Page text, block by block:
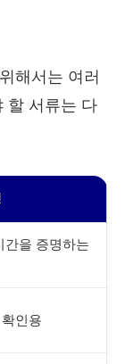
해서는 여러
할 서류는 다
간을 증명하는
인용